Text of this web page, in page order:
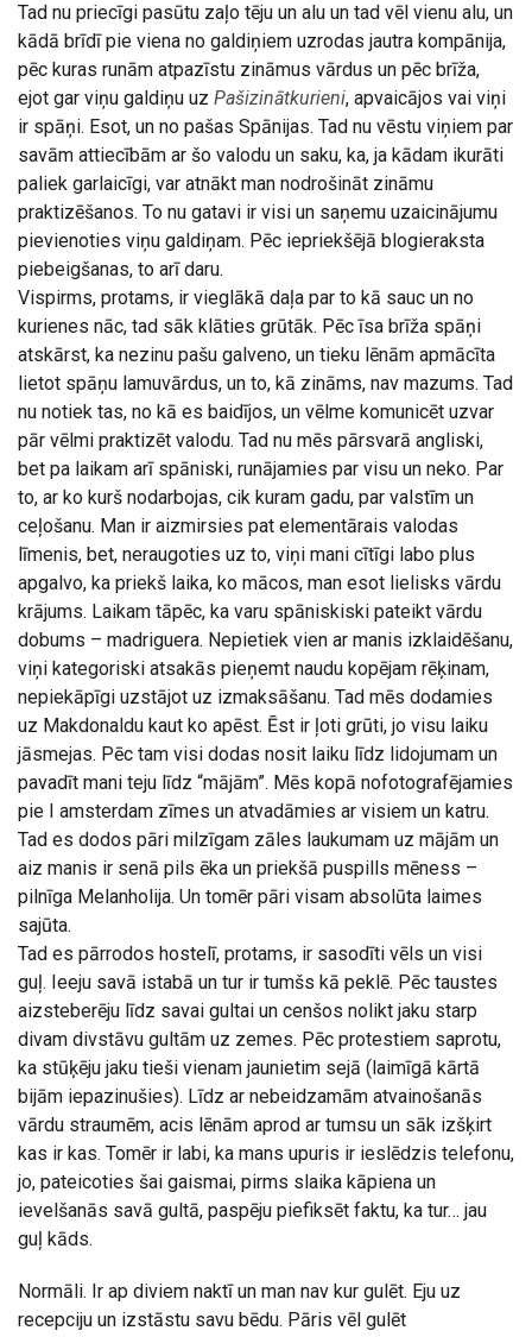
Tad nu priecīgi pasūtu zaļo tēju un alu un tad vēl vienu alu, un
kādā brīdī pie viena no galdiņiem uzrodas jautra kompānija,
pēc kuras runām atpazīstu zināmus vārdus un pēc brīža,
ejot gar viņu galdiņu uz Pašizinātkurieni, apvaicājos vai viņi
ir spāņi. Esot, un no pašas Spānijas. Tad nu vēstu viņiem par
savām attiecībām ar šo valodu un saku, ka, ja kādam ikurāti
paliek garlaicīgi, var atnākt man nodrošināt zināmu
praktizēšanos. To nu gatavi ir visi un saņemu uzaicinājumu
pievienoties viņu galdiņam. Pēc iepriekšējā blogieraksta
piebeigšanas, to arī daru.
Vispirms, protams, ir vieglākā daļa par to kā sauc un no
kurienes nāc, tad sāk klāties grūtāk. Pēc īsa brīža spāņi
atskārst, ka nezinu pašu galveno, un tieku lēnām apmācīta
lietot spāņu lamuvārdus, un to, kā zināms, nav mazums. Tad
nu notiek tas, no kā es baidījos, un vēlme komunicēt uzvar
pār vēlmi praktizēt valodu. Tad nu mēs pārsvarā angliski,
bet pa laikam arī spāniski, runājamies par visu un neko. Par
to, ar ko kurš nodarbojas, cik kuram gadu, par valstīm un
ceļošanu. Man ir aizmirsies pat elementārais valodas
līmenis, bet, neraugoties uz to, viņi mani cītīgi labo plus
apgalvo, ka priekš laika, ko mācos, man esot lielisks vārdu
krājums. Laikam tāpēc, ka varu spāniskiski pateikt vārdu
dobums – madriguera. Nepietiek vien ar manis izklaidēšanu,
viņi kategoriski atsakās pieņemt naudu kopējam rēķinam,
nepiekāpīgi uzstājot uz izmaksāšanu. Tad mēs dodamies
uz Makdonaldu kaut ko apēst. Ēst ir ļoti grūti, jo visu laiku
jāsmejas. Pēc tam visi dodas nosit laiku līdz lidojumam un
pavadīt mani teju līdz “mājām”. Mēs kopā nofotografējamies
pie I amsterdam zīmes un atvadāmies ar visiem un katru.
Tad es dodos pāri milzīgam zāles laukumam uz mājām un
aiz manis ir senā pils ēka un priekšā puspills mēness –
pilnīga Melanholija. Un tomēr pāri visam absolūta laimes
sajūta.
Tad es pārrodos hostelī, protams, ir sasodīti vēls un visi
guļ. Ieeju savā istabā un tur ir tumšs kā peklē. Pēc taustes
aizsteberēju līdz savai gultai un cenšos nolikt jaku starp
divam divstāvu gultām uz zemes. Pēc protestiem saprotu,
ka stūķēju jaku tieši vienam jaunietim sejā (laimīgā kārtā
bijām iepazinušies). Līdz ar nebeidzamām atvainošanās
vārdu straumēm, acis lēnām aprod ar tumsu un sāk izšķirt
kas ir kas. Tomēr ir labi, ka mans upuris ir ieslēdzis telefonu,
jo, pateicoties šai gaismai, pirms slaika kāpiena un
ievelšanās savā gultā, paspēju piefiksēt faktu, ka tur… jau
guļ kāds.
Normāli. Ir ap diviem naktī un man nav kur gulēt. Eju uz
recepciju un izstāstu savu bēdu. Pāris vēl gulēt